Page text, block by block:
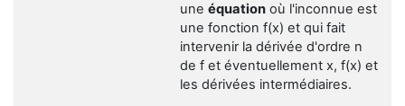
une équationoù l'inconnue est
une fonction f(x) et qui fait
intervenir la dérivée d'ordre n
de f et éventuellement x, f(x) et
les dérivées intermédiaires.